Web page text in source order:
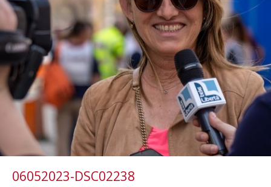
06052023-DSC02238